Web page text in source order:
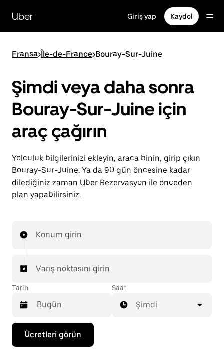
içeriğe
gidinUber Giriş yap Kaydol
Fransa>Île-de-France>Bouray-Sur-Juine
Şimdi veya daha sonra
Bouray-Sur-Juine için
araç çağırın
Yolculuk bilgilerinizi ekleyin, araca binin, girip çıkın
Bouray-Sur-Juine. Ya da 90 gün öncesine kadar
dilediğiniz zaman Uber Rezervasyon ile önceden
plan yapabilirsiniz.
Konum girin
Varış noktasını girin
Tarih
Takvimle
etkileşime
geçmek
Saat
Şimdi
Ücretleri görün